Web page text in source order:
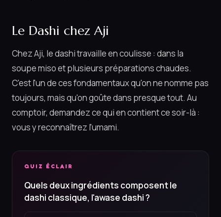
Le Dashi chez Aji
Chez Aji, le dashi travaille en coulisse : dans la
soupe miso et plusieurs préparations chaudes.
C'est l'un de ces fondamentaux qu'on ne nomme pas
toujours, mais qu'on goûte dans presque tout. Au
comptoir, demandez ce qui en contient ce soir-là :
vous y reconnaîtrez l'umami.
QUIZ ÉCLAIR
Quels deux ingrédients composent le
dashi classique, l'awase dashi ?